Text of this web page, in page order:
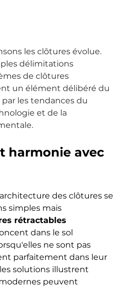
les clôtures évolue.
délimitations
de clôtures
un élément délibéré du
les tendances du
et de la
harmonie avec
des clôtures se
simples mais
rétractables
dans le sol
ne sont pas
parfaitement dans leur
solutions illustrent
peuvent